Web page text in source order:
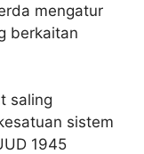
mengatur
berkaitan
saling
sistem
1945